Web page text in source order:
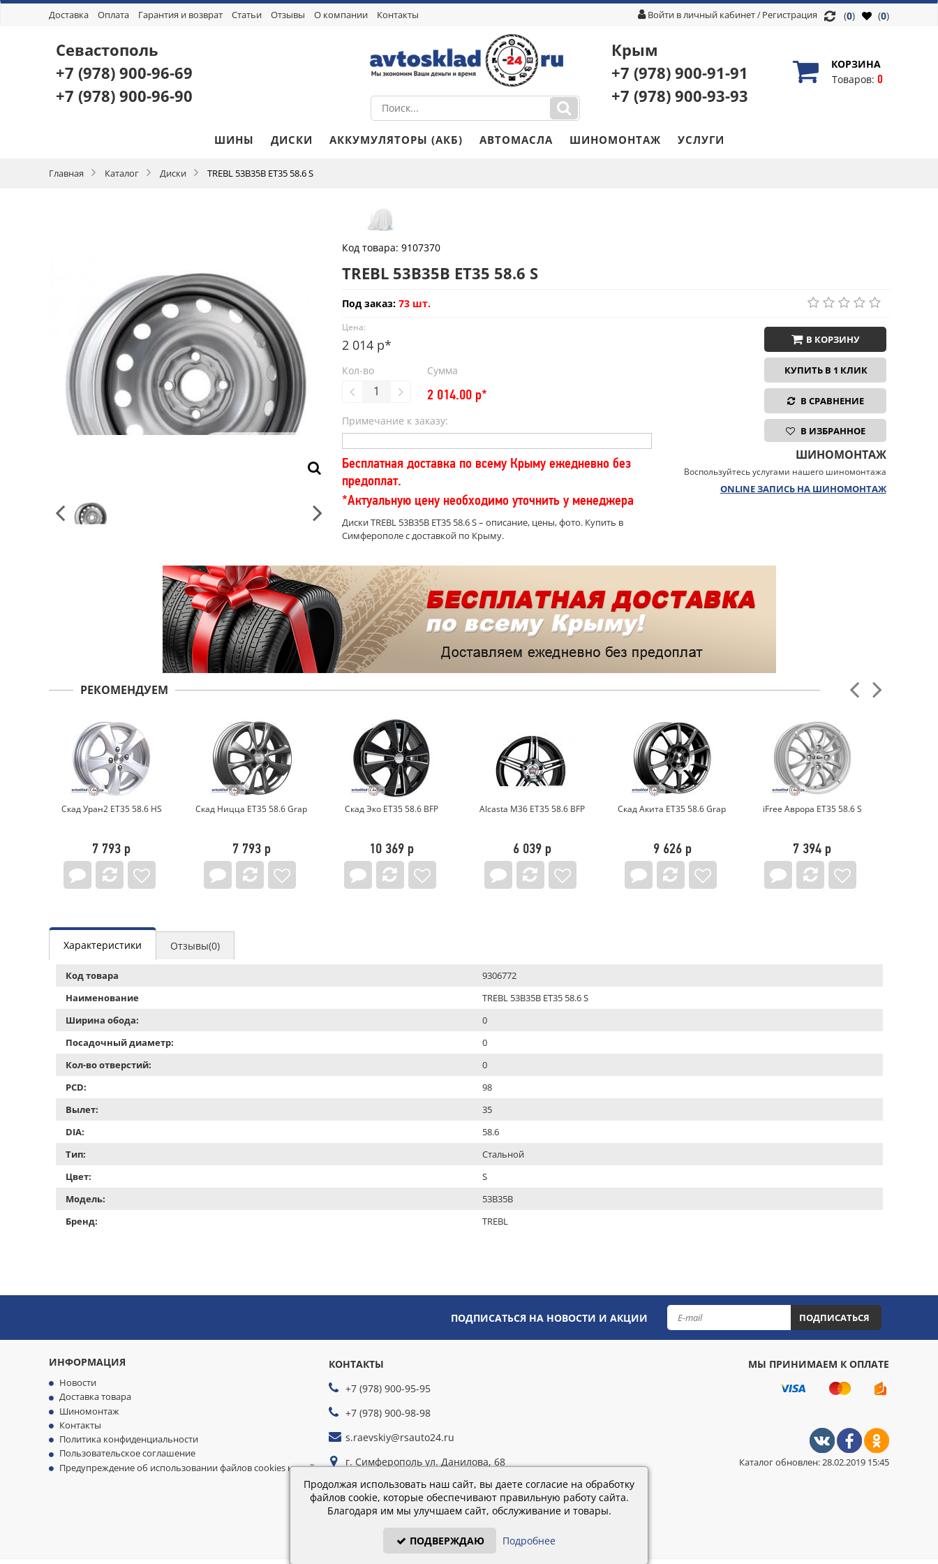
Доставка Оплата Гарантия и возврат Статьи Отзывы О компании Контакты Войти в личный кабинет/ Регистрация (0)
(0)
Севастополь
+7 (978) 900-96-69
+7 (978) 900-96-90
Крым
+7 (978)900-91-91
+7 (978)900-93-93
КОРЗИНА
Товаров: 0
ШИНЫ ДИСКИ АККУМУЛЯТОРЫ (АКБ) АВТОМАСЛА ШИНОМОНТАЖ УСЛУГИ
Главная Каталог Диски TREBL 53B35B ET35 58.6 S
Код товара: 9107370
TREBL 53B35B ET35 58.6 S
Под заказ: 73 шт.
Цена:
2 014 р*
Кол-во Сумма
2 014.00р*
Примечание к заказу:
Бесплатная доставка по всему Крыму ежедневно без
предоплат.
*Актуальную цену необходимо уточнить у менеджера
Диски TREBL 53B35B ET35 58.6 S – описание, цены, фото. Купить в
Симферополе с доставкой по Крыму.
В КОРЗИНУ
КУПИТЬ В 1 КЛИК
В СРАВНЕНИЕ
В ИЗБРАННОЕ
ШИНОМОНТАЖ
Воспользуйтесь услугами нашего шиномонтажа
ONLINE ЗАПИСЬ НА ШИНОМОНТАЖ
РЕКОМЕНДУЕМ
Скад Ницца ET35 58.6 Grap
7 793 р
Скад Эко ET35 58.6 BFP
10 369 р
Alcasta M36 ET35 58.6 BFP
6 039 р
Скад Акита ET35 58.6 Grap
9 626 р
iFree Аврора ET35 58.6 S
7 394 р
Megami MGM-1 ET35 58.6
8 263 р
Характеристики Отзывы(0)
Код товара
9306772
Наименование
TREBL 53B35B ET35 58.6 S
Ширина обода:
0
Посадочный диаметр:
0
Кол-во отверстий:
0
PCD:
98
Вылет:
35
DIA:
58.6
Тип:
Стальной
Цвет:
S
Модель:
53B35B
Бренд:
TREBL
ПОДПИСАТЬСЯ НА НОВОСТИ И АКЦИИ ПОДПИСАТЬСЯ
ИНФОРМАЦИЯ
Новости
Доставка товара
Шиномонтаж
Контакты
Политика конфиденциальности
Пользовательское соглашение
Предупреждение об использовании файлов cookies на сайте
КОНТАКТЫ
+7 (978) 900-95-95
+7 (978) 900-98-98
s.raevskiy@rsauto24.ru
г. Симферополь ул. Данилова, 68
Время работы: пн-пт 9:00–18:00; сб 9:00–16:00
МЫ ПРИНИМАЕМ К ОПЛАТЕ
Каталог обновлен: 28.02.2019 15:45
Продолжая использовать наш сайт, вы даете согласие на обработку
файлов cookie, которые обеспечивают правильную работу сайта.
Благодаря им мы улучшаем сайт, обслуживание и товары.
ПОДВЕРЖДАЮ Подробнее